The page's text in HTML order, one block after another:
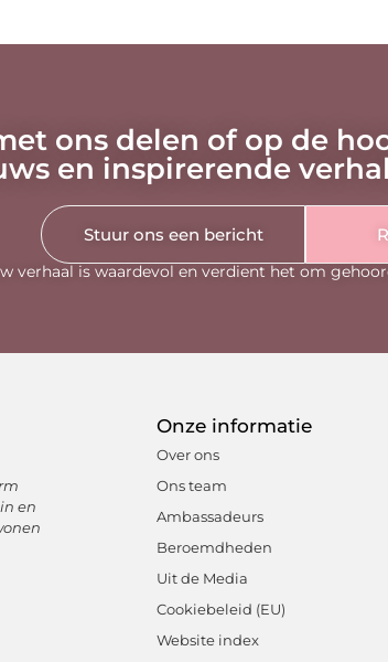
ons delen of op de
en inspirerende
Stuur ons een bericht
verhaal is waardevol en verdient het om
en
Onze informatie
Over ons
Ons team
Ambassadeurs
Beroemdheden
Uit de Media
Cookiebeleid (EU)
Website index